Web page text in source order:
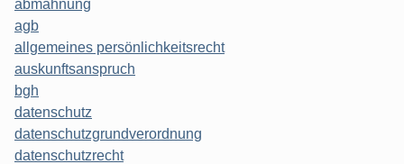
abmahnung
agb
allgemeines persönlichkeitsrecht
auskunftsanspruch
bgh
datenschutz
datenschutzgrundverordnung
datenschutzrecht